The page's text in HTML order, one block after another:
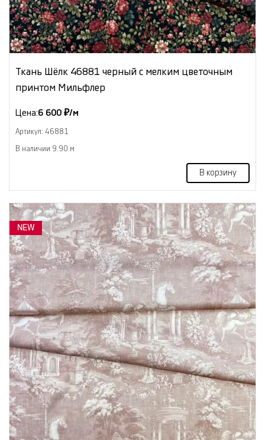
Ткань Шёлк 46881 черный с мелким цветочным
принтом Мильфлер
Цена:6 600 ₽/м
Артикул: 46881
В наличии 9.90 м
В корзину
NEW